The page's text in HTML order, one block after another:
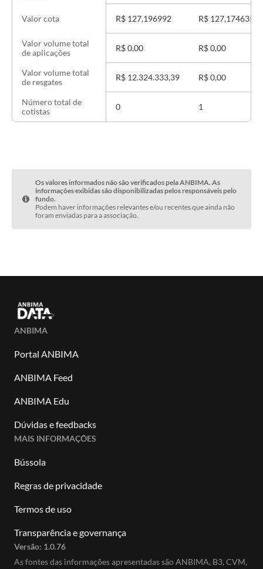
Valor cota
Valor volume total
de aplicações
Valor volume total
de resgates
Número total de
cotistas
R$ 127,196992
R$ 0,00
R$ 12.324.333,39
0
R$ 127,174635
R$ 0,00
R$ 0,00
1
Os valores informados não são verificados pela ANBIMA. As
informações exibidas são disponibilizadas pelos responsáveis pelo
fundo.
Podem haver informações relevantes e/ou recentes que ainda não
foram enviadas para a associação.
ANBIMA
Portal ANBIMA
ANBIMA Feed
ANBIMA Edu
Dúvidas e feedbacks
MAIS INFORMAÇÕES
Bússola
Regras de privacidade
Termos de uso
Transparência e governança
Versão: 1.0.76
As fontes das informações apresentadas são ANBIMA, B3, CVM,